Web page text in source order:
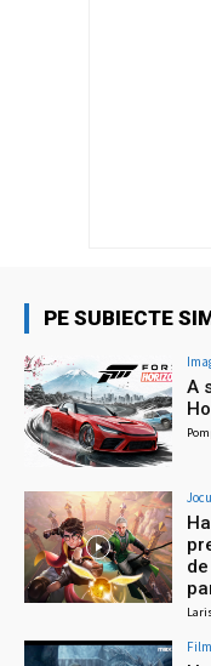
PE SUBIECTE
A